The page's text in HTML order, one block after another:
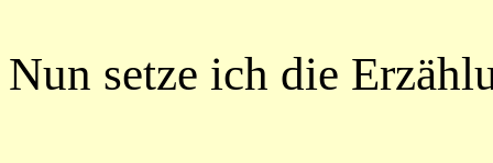
Nun setze ich die